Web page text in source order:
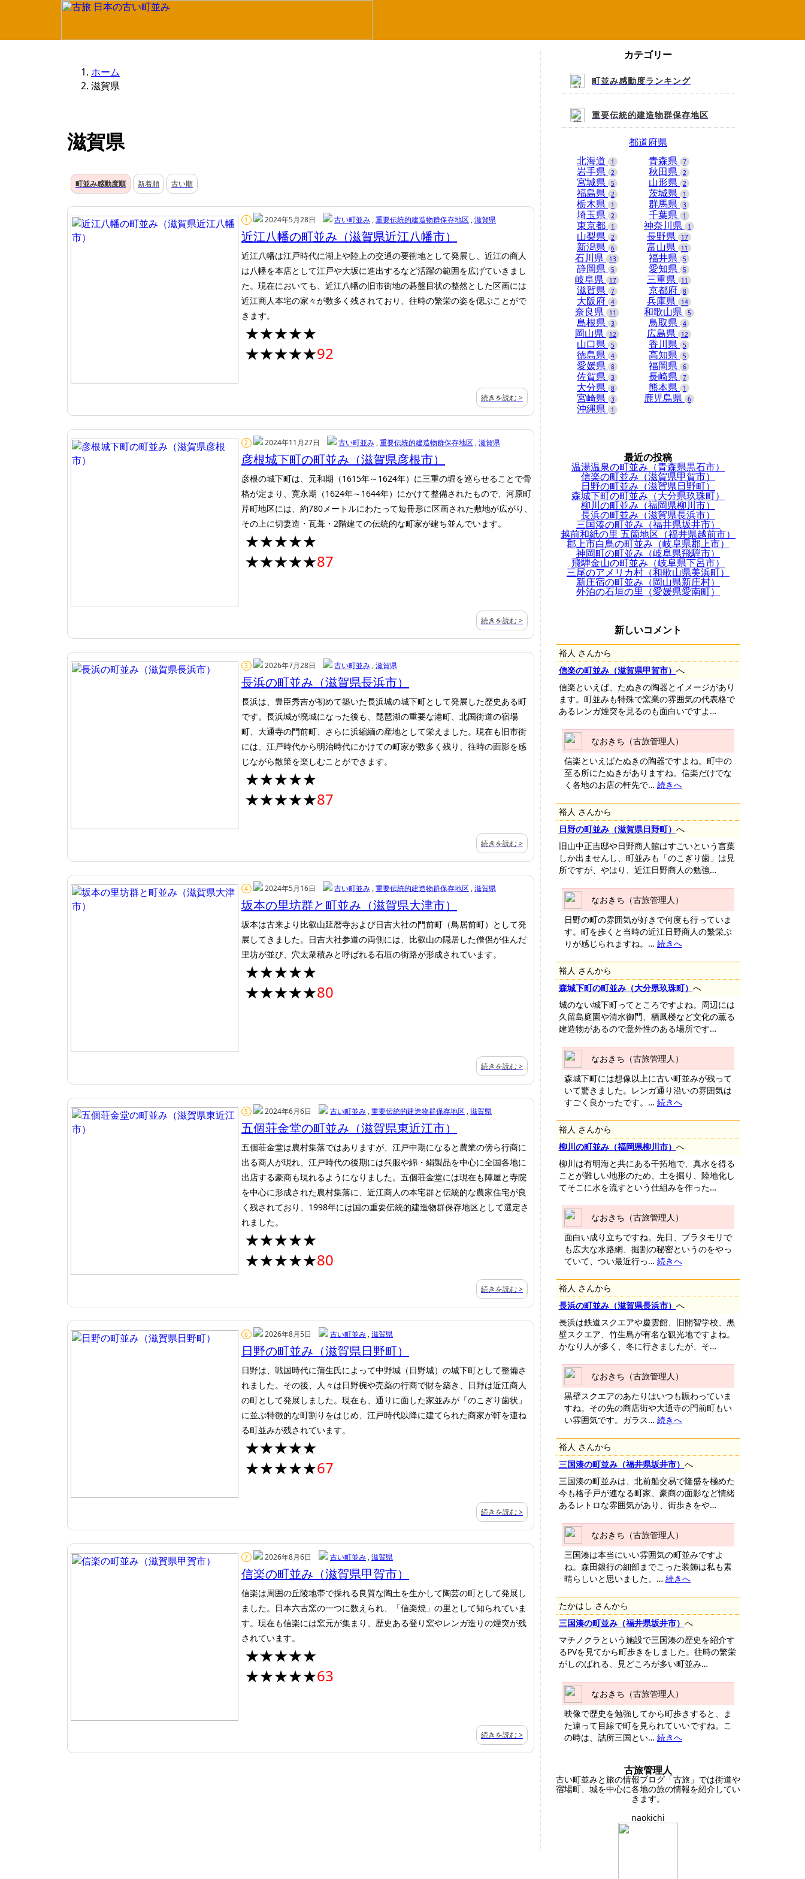
カテゴリー
町並み感動度ランキング
重要伝統的建造物群保存地区
都道府県
北海道
1 青森県 7
岩手県 2 秋田県 2
宮城県 5 山形県 2
福島県 2 茨城県 1
栃木県 1 群馬県 3
埼玉県 2 千葉県 1
東京都 1 神奈川県 1
山梨県 2 長野県 17
新潟県 6 富山県 11
石川県 13 福井県 5
静岡県 5 愛知県 5
岐阜県 17 三重県 11
滋賀県 7 京都府 8
大阪府 4 兵庫県 14
奈良県 11 和歌山県 5
島根県 3 鳥取県 4
岡山県 12 広島県 12
山口県 5 香川県 5
徳島県 4 高知県 5
愛媛県 8 福岡県 6
佐賀県 3 長崎県 7
大分県 8 熊本県 1
宮崎県 3 鹿児島県 6
沖縄県 1
最近の投稿
温湯温泉の町並み（青森県黒石市）
信楽の町並み（滋賀県甲賀市）
日野の町並み（滋賀県日野町）
森城下町の町並み（大分県玖珠町）
柳川の町並み（福岡県柳川市）
長浜の町並み（滋賀県長浜市）
三国湊の町並み（福井県坂井市）
越前和紙の里 五箇地区（福井県越前市）
郡上市白鳥の町並み（岐阜県郡上市）
神岡町の町並み（岐阜県飛騨市）
飛騨金山の町並み（岐阜県下呂市）
三尾のアメリカ村（和歌山県美浜町）
新庄宿の町並み（岡山県新庄村）
外泊の石垣の里（愛媛県愛南町）
新しいコメント
裕人 さんから
信楽の町並み（滋賀県甲賀市） へ
信楽といえば、たぬきの陶器とイメージがあり
ます。町並みも特殊で窯業の雰囲気の代表格で
あるレンガ煙突を見るのも面白いですよ…
なおきち（古旅管理人）
信楽といえばたぬきの陶器ですよね。町中の
至る所にたぬきがありますね。信楽だけでな
く各地のお店の軒先で… 続きへ
裕人 さんから
日野の町並み（滋賀県日野町） へ
旧山中正吉邸や日野商人館はすごいという言葉
しか出ませんし、町並みも「のこぎり歯」は見
所ですが、やはり、近江日野商人の勉強…
なおきち（古旅管理人）
日野の町の雰囲気が好きで何度も行っていま
す。町を歩くと当時の近江日野商人の繁栄ぶ
りが感じられますね。… 続きへ
裕人 さんから
森城下町の町並み（大分県玖珠町） へ
城のない城下町ってところですよね。周辺には
久留島庭園や清水御門、栖鳳楼など文化の薫る
建造物があるので意外性のある場所です…
なおきち（古旅管理人）
森城下町には想像以上に古い町並みが残って
いて驚きました。レンガ通り沿いの雰囲気は
すごく良かったです。… 続きへ
裕人 さんから
柳川の町並み（福岡県柳川市） へ
柳川は有明海と共にある干拓地で、真水を得る
ことが難しい地形のため、土を掘り、陸地化し
てそこに水を流すという仕組みを作った…
なおきち（古旅管理人）
面白い成り立ちですね。先日、ブラタモリで
も広大な水路網、掘割の秘密というのをやっ
ていて、つい最近行っ… 続きへ
裕人 さんから
長浜の町並み（滋賀県長浜市） へ
長浜は鉄道スクエアや慶雲館、旧開智学校、黒
壁スクエア、竹生島が有名な観光地ですよね。
かなり人が多く、冬に行きましたが、そ…
なおきち（古旅管理人）
黒壁スクエアのあたりはいつも賑わっていま
すね。その先の商店街や大通寺の門前町もい
い雰囲気です。ガラス… 続きへ
裕人 さんから
三国湊の町並み（福井県坂井市） へ
三国湊の町並みは、北前船交易で隆盛を極めた
今も格子戸が連なる町家、豪商の面影など情緒
あるレトロな雰囲気があり、街歩きをや…
なおきち（古旅管理人）
三国湊は本当にいい雰囲気の町並みですよ
ね。森田銀行の細部までこった装飾は私も素
晴らしいと思いました。… 続きへ
たかはし さんから
三国湊の町並み（福井県坂井市） へ
マチノクラという施設で三国湊の歴史を紹介す
るPVを見てから町歩きをしました。往時の繁栄
がしのばれる、見どころが多い町並み…
なおきち（古旅管理人）
映像で歴史を勉強してから町歩きすると、ま
た違って目線で町を見られていいですね。こ
の時は、詰所三国とい… 続きへ
古旅管理人
古い町並みと旅の情報ブログ「古旅」では街道や
宿場町、城を中心に各地の旅の情報を紹介してい
きます。
naokichi
ホーム
滋賀県
滋賀県
町並み感動度順 新着順 古い順
1 2024年5月28日 古い町並み ,重要伝統的建造物群保存地区 ,滋賀県
近江八幡の町並み（滋賀県近江八幡市）
近江八幡は江戸時代に湖上や陸上の交通の要衝地として発展し、近江の商人
は八幡を本店として江戸や大坂に進出するなど活躍の範囲を広げていきまし
た。現在においても、近江八幡の旧市街地の碁盤目状の整然とした区画には
近江商人本宅の家々が数多く残されており、往時の繁栄の姿を偲ぶことがで
きます。
★★★★★
★★★★★92
続きを読む >
2 2024年11月27日 古い町並み ,重要伝統的建造物群保存地区 ,滋賀県
彦根城下町の町並み（滋賀県彦根市）
彦根の城下町は、元和期（1615年～1624年）に三重の堀を巡らせることで骨
格が定まり、寛永期（1624年～1644年）にかけて整備されたもので、河原町
芹町地区には、約780メートルにわたって短冊形に区画された敷地が広がり、
その上に切妻造・瓦葺・2階建ての伝統的な町家が建ち並んでいます。
★★★★★
★★★★★87
続きを読む >
3 2026年7月28日 古い町並み ,滋賀県
長浜の町並み（滋賀県長浜市）
長浜は、豊臣秀吉が初めて築いた長浜城の城下町として発展した歴史ある町
です。長浜城が廃城になった後も、琵琶湖の重要な港町、北国街道の宿場
町、大通寺の門前町、さらに浜縮緬の産地として栄えました。現在も旧市街
には、江戸時代から明治時代にかけての町家が数多く残り、往時の面影を感
じながら散策を楽しむことができます。
★★★★★
★★★★★87
続きを読む >
4 2024年5月16日 古い町並み ,重要伝統的建造物群保存地区 ,滋賀県
坂本の里坊群と町並み（滋賀県大津市）
坂本は古来より比叡山延暦寺および日吉大社の門前町（鳥居前町）として発
展してきました。日吉大社参道の両側には、比叡山の隠居した僧侶が住んだ
里坊が並び、穴太衆積みと呼ばれる石垣の街路が形成されています。
★★★★★
★★★★★80
続きを読む >
5 2024年6月6日 古い町並み ,重要伝統的建造物群保存地区 ,滋賀県
五個荘金堂の町並み（滋賀県東近江市）
五個荘金堂は農村集落ではありますが、江戸中期になると農業の傍ら行商に
出る商人が現れ、江戸時代の後期には呉服や綿・絹製品を中心に全国各地に
出店する豪商も現れるようになりました。五個荘金堂には現在も陣屋と寺院
を中心に形成された農村集落に、近江商人の本宅群と伝統的な農家住宅が良
く残されており、1998年には国の重要伝統的建造物群保存地区として選定さ
れました。
★★★★★
★★★★★80
続きを読む >
6 2026年8月5日 古い町並み ,滋賀県
日野の町並み（滋賀県日野町）
日野は、戦国時代に蒲生氏によって中野城（日野城）の城下町として整備さ
れました。その後、人々は日野椀や売薬の行商で財を築き、日野は近江商人
の町として発展しました。現在も、通りに面した家並みが「のこぎり歯状」
に並ぶ特徴的な町割りをはじめ、江戸時代以降に建てられた商家が軒を連ね
る町並みが残されています。
★★★★★
★★★★★67
続きを読む >
7 2026年8月6日 古い町並み ,滋賀県
信楽の町並み（滋賀県甲賀市）
信楽は周囲の丘陵地帯で採れる良質な陶土を生かして陶芸の町として発展し
ました。日本六古窯の一つに数えられ、「信楽焼」の里として知られていま
す。現在も信楽には窯元が集まり、歴史ある登り窯やレンガ造りの煙突が残
されています。
★★★★★
★★★★★63
続きを読む >